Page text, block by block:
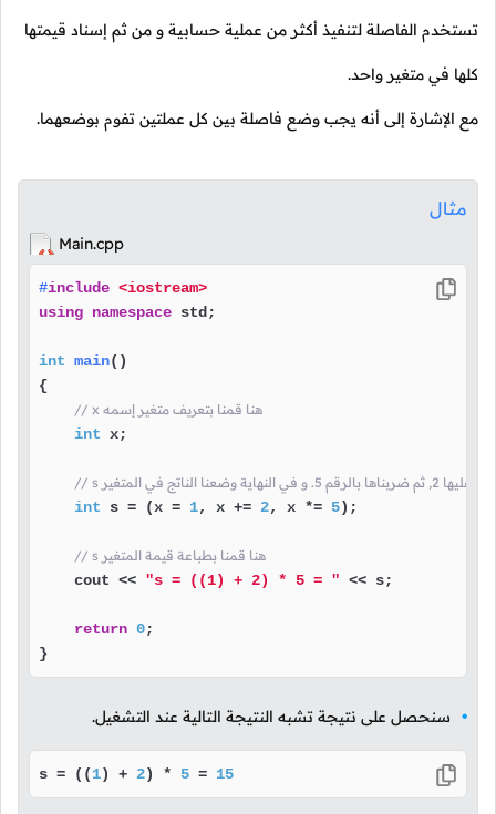
تستخدم الفاصلة لتنفيذ أكثر من عملية حسابية و من ثم إسناد قيمتها
كلها في متغير واحد.
مع الإشارة إلى أنه يجب وضع فاصلة بين كل عملتين تفوم بوضعهما.
مثال
Main.cpp
#include <iostream>
using namespace std;
int main()
{
// x هنا قمنا بتعريف متغير إسمه
int x;
int s = (x = 1, x += 2, x *= 5);
// s هنا قمنا بطباعة قيمة المتغير
    cout <<
"s = ((1) + 2) * 5 = " << s;
return 0;
}
سنحصل على نتيجة تشبه النتيجة التالية عند التشغيل.
s = ((1) + 2) * 5 = 15